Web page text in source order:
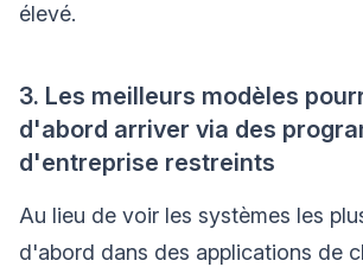
élevé.
3. Les meilleurs modèles
d'abord arriver via des
d'entreprise restreints
Au lieu de voir les systèmes les
d'abord dans des applications de